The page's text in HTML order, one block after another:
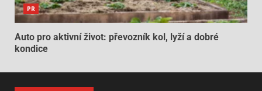
PR
Auto pro aktivní život: převozník kol, lyží a dobré
kondice